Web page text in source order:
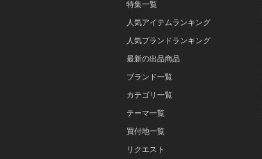
特集一覧
人気アイテムランキング
人気ブランドランキング
最新の出品商品
ブランド一覧
カテゴリ一覧
テーマ一覧
買付地一覧
リクエスト